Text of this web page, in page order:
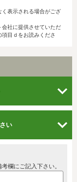
表示される場合がござ
社に提供させていただ
目ｄをお読みくださ
い
欄にご記入下さい。